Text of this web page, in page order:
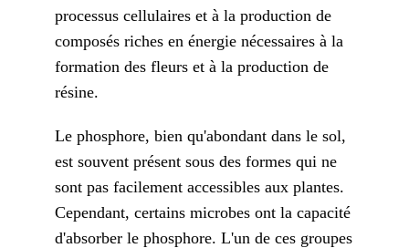
processus cellulaires et à la production de
composés riches en énergie nécessaires à la
formation des fleurs et à la production de
résine.
Le phosphore, bien qu'abondant dans le sol,
est souvent présent sous des formes qui ne
sont pas facilement accessibles aux plantes.
Cependant, certains microbes ont la capacité
d'absorber le phosphore. L'un de ces groupes